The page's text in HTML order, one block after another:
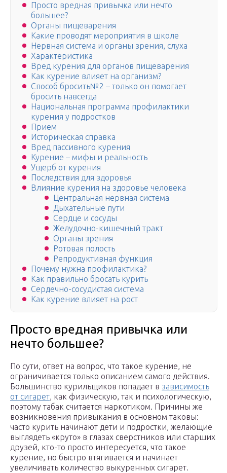
Просто вредная привычка или нечто
большее?
Органы пищеварения
Какие проводят мероприятия в школе
Нервная система и органы зрения, слуха
Характеристика
Вред курения для органов пищеварения
Как курение влияет на организм?
Способ бросить№2 – только он помогает
бросить навсегда
Национальная программа профилактики
курения у подростков
Прием
Историческая справка
Вред пассивного курения
Курение – мифы и реальность
Ущерб от курения
Последствия для здоровья
Влияние курения на здоровье человека
Центральная нервная система
Дыхательные пути
Сердце и сосуды
Желудочно-кишечный тракт
Органы зрения
Ротовая полость
Репродуктивная функция
Почему нужна профилактика?
Как правильно бросать курить
Сердечно-сосудистая система
Как курение влияет на рост
Просто вредная привычка или
нечто большее?
По сути, ответ на вопрос, что такое курение, не
ограничивается только описанием самого действия.
Большинство курильщиков попадает в зависимость
от сигарет, как физическую, так и психологическую,
поэтому табак считается наркотиком. Причины же
возникновения привыкания в основном таковы:
часто курить начинают дети и подростки, желающие
выглядеть «круто» в глазах сверстников или старших
друзей, кто-то просто интересуется, что такое
курение, но быстро втягивается и начинает
увеличивать количество выкуренных сигарет.